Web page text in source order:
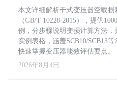
本文详细解析干式变压器空载
（GB/T 10228-2015），提供
例，分步骤说明变损计算方法
实例表格，涵盖SCB10/SCB13
快速掌握变压器能效评估要点。
2026年8月4日